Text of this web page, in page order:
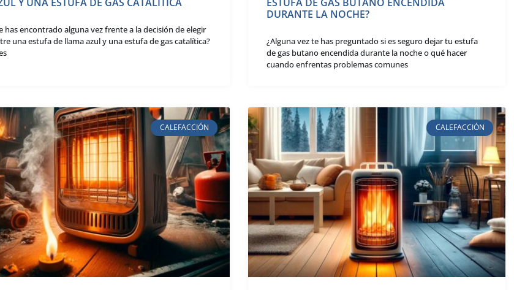
has encontrado alguna vez frente a la decisión de elegir
una estufa de llama azul y una estufa de gas catalítica?
DURANTE LA NOCHE?
¿Alguna vez te has preguntado si es seguro dejar tu estufa
de gas butano encendida durante la noche o qué hacer
cuando enfrentas problemas comunes
CALEFACCIÓN CALEFACCIÓN